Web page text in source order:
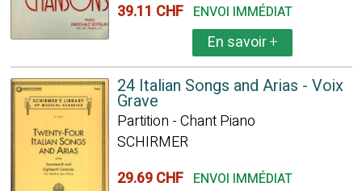
39.11 CHF ENVOI IMMÉDIAT
En savoir+
24 Italian Songs and Arias - Voix
Grave
Partition - Chant Piano
SCHIRMER
29.69 CHF ENVOI IMMÉDIAT